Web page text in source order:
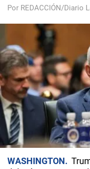
Por REDACCIÓN/Diario
WASHINGTON